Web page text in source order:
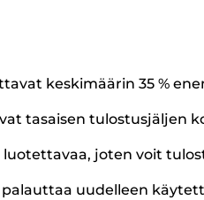
keskimäärin 35 %
tasaisen tulostusjäljen
luotettavaa, joten voit
uudelleen